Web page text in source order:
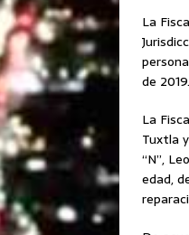
La
de 2019.
La
Tuxtla
“N”,
edad,